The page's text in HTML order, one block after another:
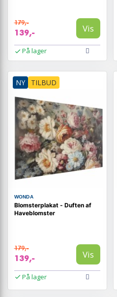
179,-
139,- Vis
På lager
NY TILBUD
WONDA
Blomsterplakat - Duften af
Haveblomster
179,-
139,- Vis
På lager